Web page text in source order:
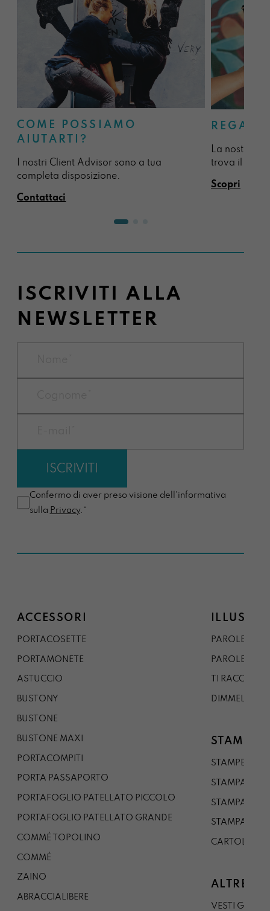
COME POSSIAMO
AIUTARTI?
I nostri Client Advisor sono a tua
completa disposizione.
Contattaci
La nostra
trova il
Scopri
ISCRIVITI ALLA
NEWSLETTER
Confermo di aver preso visione dell'informativa
sulla Privacy.*
ACCESSORI
PORTACOSETTE
PORTAMONETE
ASTUCCIO
BUSTONY
BUSTONE
BUSTONE MAXI
PORTACOMPITI
PORTA PASSAPORTO
PORTAFOGLIO PATELLATO PICCOLO
PORTAFOGLIO PATELLATO GRANDE
COMMÉ TOPOLINO
COMMÉ
ZAINO
ABRACCIALIBERE
PAROLE DAL
PAROLE DA
TI
DIMMELO
STAMPE
STAMPE A5
STAMPA A3
STAMPA A1
STAMPA A0
CARTOLINA
ALTRE
VESTI